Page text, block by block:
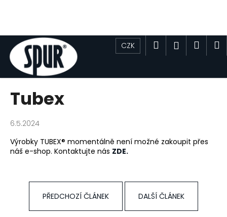
obsah
CZK Hledat
Tubex
6.5.2024
Výrobky TUBEX® momentálně není možné zakoupit přes
náš e-shop. Kontaktujte nás ZDE.
PŘEDCHOZÍ ČLÁNEK DALŠÍ ČLÁNEK
š
C
o
p
o
t
ř
e
b